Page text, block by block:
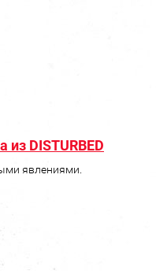
из DISTURBED
явлениями.